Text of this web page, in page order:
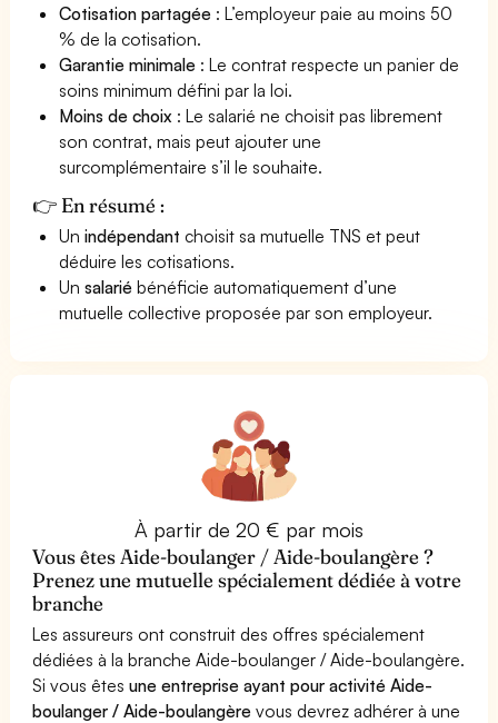
Cotisation partagée : L’employeur paie au moins 50
% de la cotisation.
Garantie minimale : Le contrat respecte un panier de
soins minimum défini par la loi.
Moins de choix : Le salarié ne choisit pas librement
son contrat, mais peut ajouter une
surcomplémentaire s’il le souhaite.
👉 En résumé :
Unindépendant choisit sa mutuelle TNS et peut
déduire les cotisations.
Unsalarié bénéficie automatiquement d’une
mutuelle collective proposée par son employeur.
À partir de 20 € par mois
Vous êtes Aide-boulanger / Aide-boulangère ?
Prenez une mutuelle spécialement dédiée à votre
branche
Les assureurs ont construit des offres spécialement
dédiées à la branche Aide-boulanger / Aide-boulangère.
Si vous êtesune entreprise ayant pour activité Aide-
boulanger / Aide-boulangère vous devrez adhérer à une